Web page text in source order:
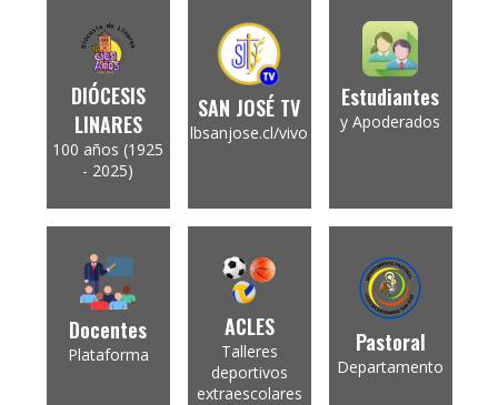
DIÓCESIS
LINARES
100 años (1925
- 2025)
SAN JOSÉ TV
lbsanjose.cl/vivo
Estudiantes
y Apoderados
Docentes
Plataforma
ACLES
Talleres
deportivos
extraescolares
Pastoral
Departamento